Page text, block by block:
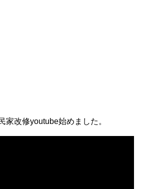
家改修youtube始めました。